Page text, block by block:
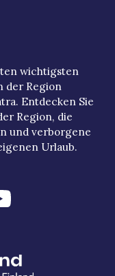
wichtigsten
der Region
Entdecken Sie
Region, die
und verborgene
Urlaub.